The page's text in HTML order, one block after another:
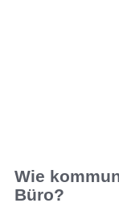
Wie
Büro?